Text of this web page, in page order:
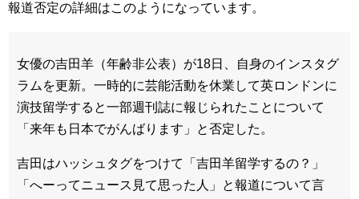
報道否定の詳細はこのようになっています。
女優の吉田羊（年齢非公表）が18日、自身のインスタグ
ラムを更新。一時的に芸能活動を休業して英ロンドンに
演技留学すると一部週刊誌に報じられたことについて
「来年も日本でがんばります」と否定した。
吉田はハッシュタグをつけて「吉田羊留学するの？」
「へーってニュース見て思った人」と報道について言